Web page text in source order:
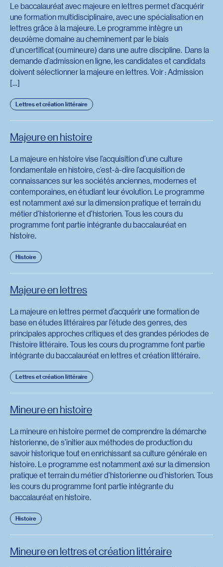
Le baccalauréat avec majeure en lettres permet d’acquérir
une formation multidisciplinaire, avec une spécialisation en
lettres grâce à la majeure. Le programme intègre un
deuxième domaine au cheminement par le biais
d’un certificat (ou mineure) dans une autre discipline. Dans la
demande d’admission en ligne, les candidates et candidats
doivent sélectionner la majeure en lettres. Voir : Admission
[…]
Lettres et création littéraire
Majeure en histoire
La majeure en histoire vise l’acquisition d’une culture
fondamentale en histoire, c’est-à-dire l’acquisition de
connaissances sur les sociétés anciennes, modernes et
contemporaines, en étudiant leur évolution. Le programme
est notamment axé sur la dimension pratique et terrain du
métier d’historienne et d’historien. Tous les cours du
programme font partie intégrante du baccalauréat en
histoire.
Histoire
Majeure en lettres
La majeure en lettres permet d’acquérir une formation de
base en études littéraires par l’étude des genres, des
principales approches critiques et des grandes périodes de
l’histoire littéraire. Tous les cours du programme font partie
intégrante du baccalauréat en lettres et création littéraire.
Lettres et création littéraire
Mineure en histoire
La mineure en histoire permet de comprendre la démarche
historienne, de s’initier aux méthodes de production du
savoir historique tout en enrichissant sa culture générale en
histoire. Le programme est notamment axé sur la dimension
pratique et terrain du métier d’historienne ou d’historien. Tous
les cours du programme font partie intégrante du
baccalauréat en histoire.
Histoire
Mineure en lettres et création littéraire